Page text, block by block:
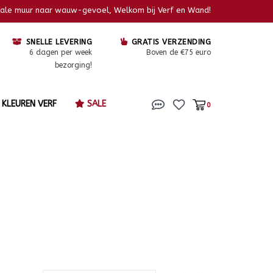
muur naar wauw-gevoel, Welkom bij Verf en Wand!
SNELLE LEVERING
6 dagen per week
bezorging!
GRATIS VERZENDING
Boven de €75 euro
KLEUREN VERF SALE 0